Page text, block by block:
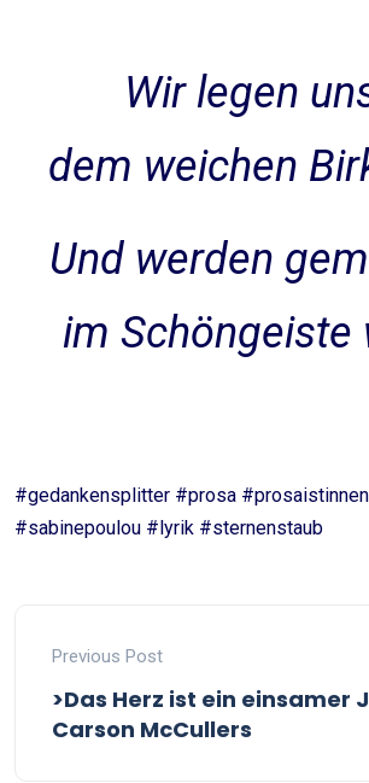
Wir legen
dem weichen
Und werden
im Schöngeiste
#gedankensplitter #prosa
#sabinepoulou #lyrik #sternenstaub
Previous Post
>Das Herz ist ein einsamer
Carson McCullers